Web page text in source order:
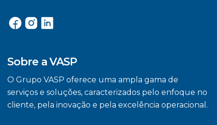
Sobre a VASP
O Grupo VASP oferece uma ampla gama de
serviços e soluções, caracterizados pelo enfoque no
cliente, pela inovação e pela excelência operacional.